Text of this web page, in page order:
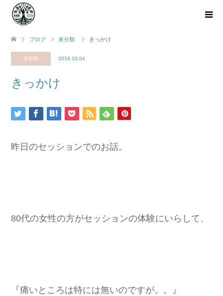
ブログ 未分類 きっかけ
未分類 2019.10.04
きっかけ
昨日のセッションでのお話。
80代の女性の方がセッションの体験にいらして、
『痛いところは特には無いのですが。。』